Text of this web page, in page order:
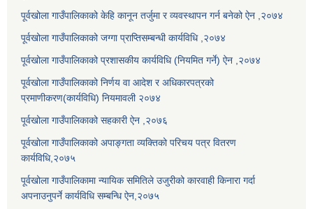
पूर्वखोला गाउँपालिकाको केहि कानून तर्जुमा र व्यवस्थापन गर्न बनेको ऐन ,२०७४
पूर्वखोला गाउँपालिकाको जग्गा प्राप्तिसम्बन्धी कार्यविधि ,२०७४
पूर्वखोला गाउँपालिकाको प्रशासकीय कार्यविधि (नियमित गर्ने) ऐन ,२०७४
पूर्वखोला गाउँपालिकाको निर्णय वा आदेश र अधिकारपत्रको
प्रमाणीकरण(कार्यविधि) नियमावली २०७४
पूर्वखोला गाउँपालिकाको सहकारी ऐन ,२०७६
पूर्वखोला गाउँपालिकाको अपाङ्गता व्यक्तिको परिचय पत्र वितरण
कार्यविधि,२०७५
पूर्वखोला गाउँपालिकामा न्यायिक समितिले उजुरीको कारवाही किनारा गर्दा
अपनाउनुपर्ने कार्यविधि सम्बन्धि ऐन,२०७५